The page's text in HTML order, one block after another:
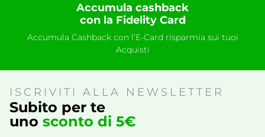
Accumula cashback
con la Fidelity Card
Accumula Cashback con l’E-Card risparmia sui tuoi
Acquisti
ISCRIVITI ALLA NEWSLETTER
Subito per te
uno sconto di 5€